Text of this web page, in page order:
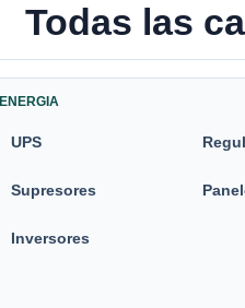
Todas las
ENERGIA
UPS
Supresores
Inversores